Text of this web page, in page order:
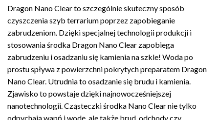
Dragon Nano Clear to szczególnie skuteczny sposób
czyszczenia szyb terrarium poprzez zapobieganie
zabrudzeniom. Dzięki specjalnej technologii produkcji i
stosowania środka Dragon Nano Clear zapobiega
zabrudzeniu i osadzaniu się kamienia na szkle! Woda po
prostu spływa z powierzchni pokrytych preparatem Dragon
Nano Clear. Utrudnia to osadzanie się brudu i kamienia.
Zjawisko to powstaje dzięki najnowocześniejszej
nanotechnologii. Cząsteczki środka Nano Clear nie tylko
odpychają wapń i wodę, ale także brud, odchody czy